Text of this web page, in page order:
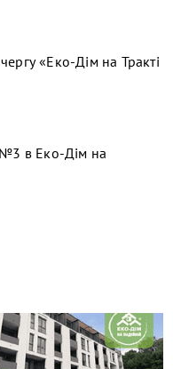
«Еко-Дім на Тракті
в Еко-Дім на